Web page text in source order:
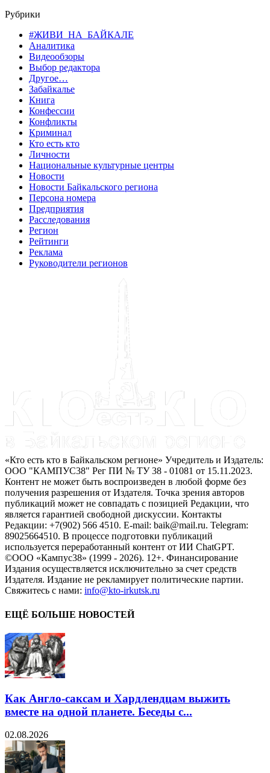
Рубрики
#ЖИВИ_НА_БАЙКАЛЕ
Аналитика
Видеообзоры
Выбор редактора
Другое…
Забайкалье
Книга
Конфессии
Конфликты
Криминал
Кто есть кто
Личности
Национальные культурные центры
Новости
Новости Байкальского региона
Персона номера
Предприятия
Расследования
Регион
Рейтинги
Реклама
Руководители регионов
«Кто есть кто в Байкальском регионе» Учредитель и Издатель:
ООО "КАМПУС38" Рег ПИ № ТУ 38 - 01081 от 15.11.2023.
Контент не может быть воспроизведен в любой форме без
получения разрешения от Издателя. Точка зрения авторов
публикаций может не совпадать с позицией Редакции, что
является гарантией свободной дискуссии. Контакты
Редакции: +7(902) 566 4510. E-mail: baik@mail.ru. Telegram:
89025664510. В процессе подготовки публикаций
используется переработанный контент от ИИ ChatGPT.
©ООО «Кампус38» (1999 - 2026). 12+. Финансирование
Издания осуществляется исключительно за счет средств
Издателя. Издание не рекламирует политические партии.
Свяжитесь с нами: info@kto-irkutsk.ru
ЕЩЁ БОЛЬШЕ НОВОСТЕЙ
Как Англо-саксам и Хардлендцам выжить
вместе на одной планете. Беседы с...
02.08.2026